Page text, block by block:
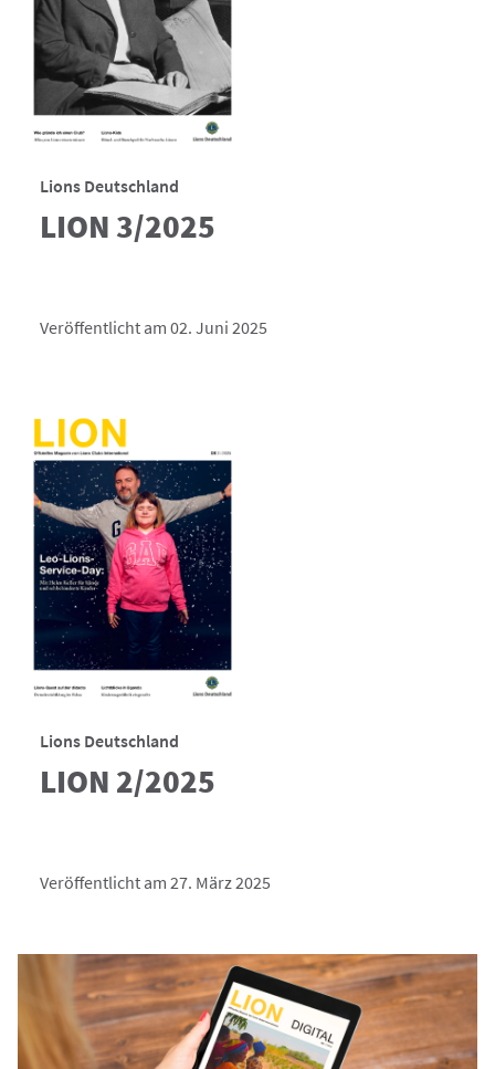
Lions Deutschland
LION 3/2025
Veröffentlicht am 02. Juni 2025
Lions Deutschland
LION 2/2025
Veröffentlicht am 27. März 2025